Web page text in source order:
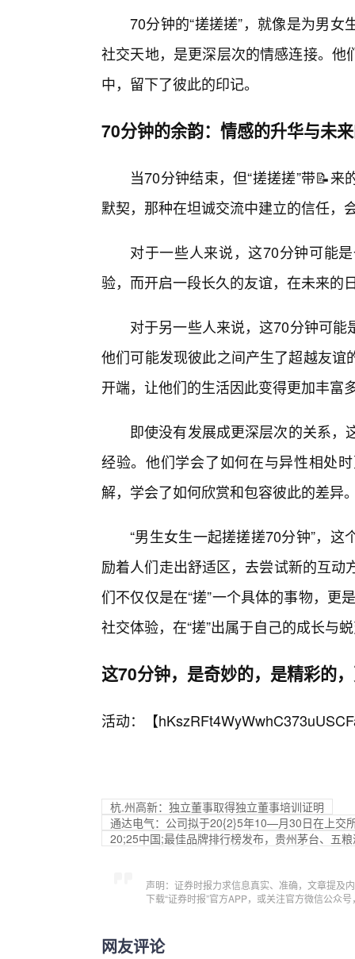
70分钟的“搓搓搓”，就像是为男
社交天地，是更深层次的情感连接。
中，留下了彼此的印记。
70分钟的余韵：情感的升华与未
当70分钟结束，但“搓搓搓”带📝
默契，那种在坦诚交流中建立的信任，
对于一些人来说，这70分钟可能
验，而开启一段长久的友谊，在未来的
对于另一些人来说，这70分钟可
他们可能发现彼此之间产生了超越友
开端，让他们的生活因此变得更加丰富
即使没有发展成更深层次的关系，
经验。他们学会了如何在与异性相处
解，学会了如何欣赏和包容彼此的差异
“男生女生一起搓搓搓70分钟”，
励着人们走出舒适区，去尝试新的互
们不仅仅是在“搓”一个具体的事物，更
社交体验，在“搓”出属于自己的成长与
这70分钟，是奇妙的，是精彩的
活动：【
杭.州高新：独立董事取得独立董事培训证明
通达电气：公司拟于20{2}5年10—月30日在上交
20;25中国;最佳品牌排行榜发布，贵州茅台、五
声明：证券时报力求信息真实、准确，文章提及
下载“证券时报”官方APP，或关注官方微信公众
网友评论